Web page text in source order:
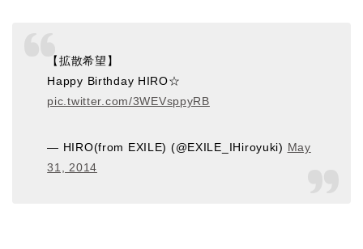
【拡散希望】
Happy Birthday HIRO☆
pic.twitter.com/3WEVsppyRB
— HIRO(from EXILE) (@EXILE_IHiroyuki) May
31, 2014